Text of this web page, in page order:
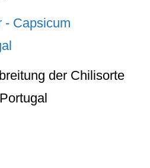
der Chilisorte